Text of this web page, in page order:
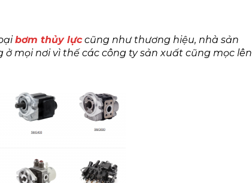
bơm thủy lựccũng như thương hiệu, nhà sản
mọi nơi vì thế các công ty sản xuất cũng mọc lên